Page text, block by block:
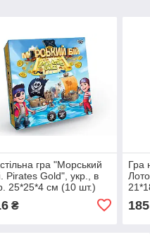
гра "Морський
Pirates Gold", укр., в
25*25*4 см (10 шт.)
₴
Гра
185